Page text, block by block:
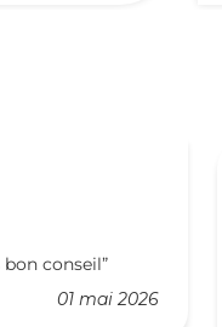
01 mai 2026
conseil